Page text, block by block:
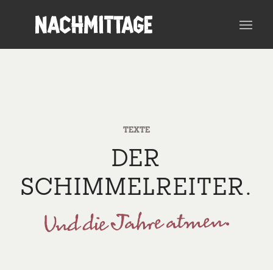
TEXTE
DER
SCHIMMELREITER.
Und die Jahre atmen.